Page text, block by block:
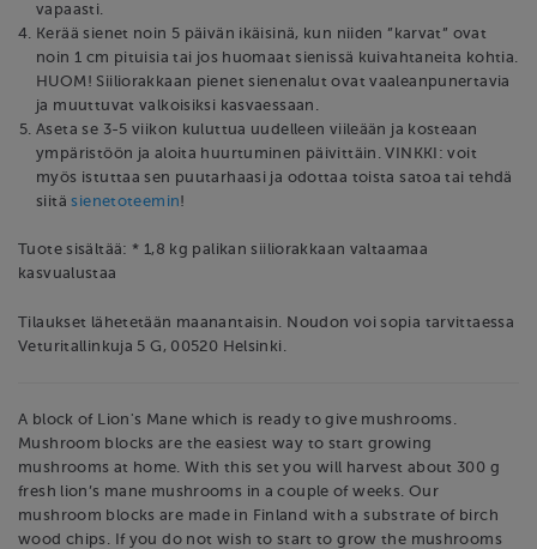
vapaasti.
Kerää sienet noin 5 päivän ikäisinä, kun niiden ”karvat” ovat
noin 1 cm pituisia tai jos huomaat sienissä kuivahtaneita kohtia.
HUOM! Siiliorakkaan pienet sienenalut ovat vaaleanpunertavia
ja muuttuvat valkoisiksi kasvaessaan.
Aseta se 3-5 viikon kuluttua uudelleen viileään ja kosteaan
ympäristöön ja aloita huurtuminen päivittäin. VINKKI: voit
myös istuttaa sen puutarhaasi ja odottaa toista satoa tai tehdä
siitäsienetoteemin!
Tuote sisältää: * 1,8 kg palikan siiliorakkaan valtaamaa
kasvualustaa
Tilaukset lähetetään maanantaisin. Noudon voi sopia tarvittaessa
Veturitallinkuja 5 G, 00520 Helsinki.
A block of Lion's Mane which is ready to give mushrooms.
Mushroom blocks are the easiest way to start growing
mushrooms at home. With this set you will harvest about 300 g
fresh lion’s mane mushrooms in a couple of weeks. Our
mushroom blocks are made in Finland with a substrate of birch
wood chips. If you do not wish to start to grow the mushrooms